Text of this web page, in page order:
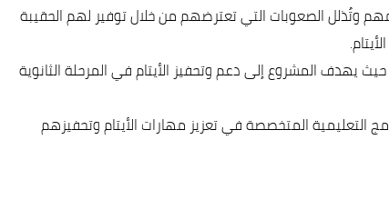
وتُذلل الصعوبات التي تعترضهم من خلال توفير لهم الحقيبة
قال مندوب الوكالة اليمنية الدولية للتنمية الأستاذ/ محمد ناصر أن هذه المبادرة تأتي ضمن تدخلات الوكالة في مجال التعليم لعام 2023، حيث يهدف المشروع إلى دعم وتحفيز الأيتام في المرحلة الثانوية
المتخصصة في تعزيز مهارات الأيتام وتحفيزهم